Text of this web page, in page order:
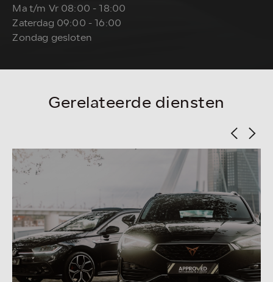
Ma t/m Vr 08:00 - 18:00
Zaterdag 09:00 - 16:00
Zondag gesloten
Gerelateerde diensten